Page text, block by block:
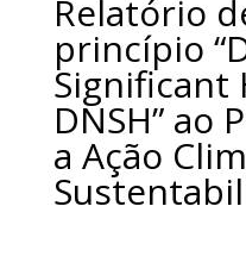
Relatório
princípio
DNSH” ao
a Ação